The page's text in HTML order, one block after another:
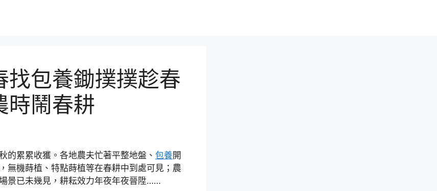
找包養鋤撲撲趁春
時鬧春耕
的累累收獲。各地農夫忙著平整地盤、 包養開
無機蒔植、特點蒔植等在春耕中到處可見；農
景已未幾見，耕耘效力年夜年夜晉陞……